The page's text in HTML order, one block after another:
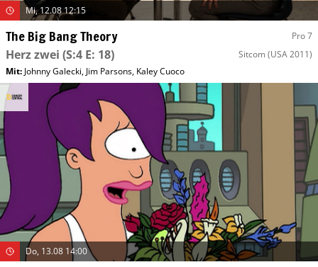
Mi, 12.08 12:15
The Big Bang Theory Pro 7
Herz zwei (S:4 E: 18) Sitcom (USA 2011)
Mit: Johnny Galecki, Jim Parsons, Kaley Cuoco
Do, 13.08 14:00